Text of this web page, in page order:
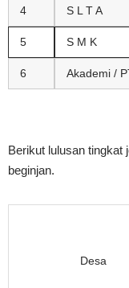
4 S L T A
5 S M K
6 Akademi /
Berikut lulusan tingkat
beginjan.
Desa